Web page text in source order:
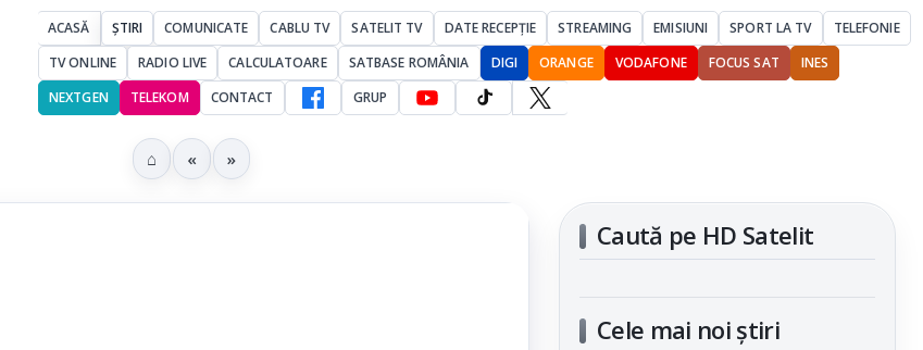
ACASĂ ȘTIRI COMUNICATE CABLU TV SATELIT TV DATE RECEPȚIE STREAMING EMISIUNI SPORT LA TV
TELEFONIE
TV ONLINE
RADIO LIVE CALCULATOARE SATBASE ROMÂNIA DIGI ORANGE VODAFONE FOCUS SAT
INES
NEXTGEN
TELEKOM CONTACT GRUP
⌂ « »
Caută pe HD Satelit
Cele mai noi știri